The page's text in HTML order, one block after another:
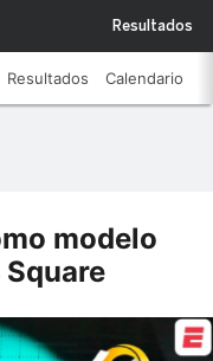
Resultados
Resultados Calendario
modelo